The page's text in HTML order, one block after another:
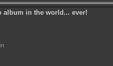
album in the world... ever!